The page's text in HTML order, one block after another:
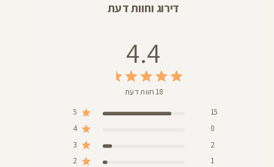
דירוג וחוות דעת
4.4
18 חוות דעת
5
15
4
0
3
2
2 1